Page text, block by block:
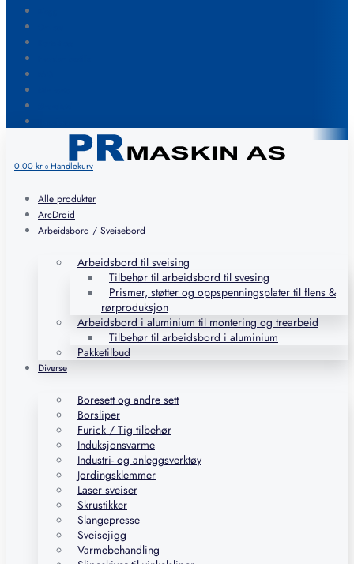
0.00kr 0 Handlekurv
Alle produkter
ArcDroid
Arbeidsbord / Sveisebord
Arbeidsbord til sveising
Tilbehør til arbeidsbord til svesing
Prismer, støtter og oppspenningsplater til flens &
rørproduksjon
Arbeidsbord i aluminium til montering og trearbeid
Tilbehør til arbeidsbord i aluminium
Pakketilbud
Diverse
Boresett og andre sett
Borsliper
Furick / Tig tilbehør
Induksjonsvarme
Industri- og anleggsverktøy
Jordingsklemmer
Laser sveiser
Skrustikker
Slangepresse
Sveisejigg
Varmebehandling